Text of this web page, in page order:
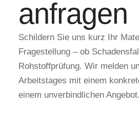
anfragen
Schildern Sie uns kurz Ihr
Fragestellung – ob
Rohstoffprüfung. Wir melden
Arbeitstages mit einem
einem unverbindlichen Angebot.